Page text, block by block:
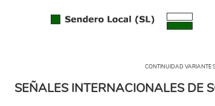
senales_senderos_local.png
CONTINUIDAD VARIANTE SENDERO
SEÑALES INTERNACIONALES DE